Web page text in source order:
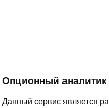
Опционный аналитик
Данный сервис является